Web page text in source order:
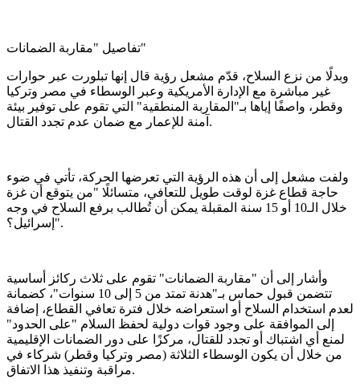
تفاصيل "مقاربة الضمانات"
وبدلًا من نزع السلاح، قدّم مشعل رؤية قال إنها تبلورت عبر حوارات
غير مباشرة مع الإدارة الأمريكية وعبر الوسطاء في مصر وتركيا
وقطر، واصفًا إياها بـ"المقاربة المنطقية" التي تقوم على توفير بيئة
آمنة للإعمار مع ضمان عدم تجدد القتال.
ولفت مشعل إلى أن هذه الرؤية التي تعرضها الحركة، تأتي في ضوء
حاجة قطاع غزة لوقت طويل للتعافي، متسائلًا "من يتوقع أن غزة
خلال الـ10 أو 15 سنة المقبلة يمكن أن تُطالب برفع السلاح في وجه
إسرائيل؟".
وأشار إلى أن "مقاربة الضمانات" تقوم على ثلاث ركائز أساسية
تتضمن قبول حماس بـ"هدنة تمتد من 5 إلى 10 سنوات"، كضمانة
لعدم استخدام السلاح أو استعراضه خلال فترة تعافي القطاع، إضافة
إلى الموافقة على وجود قوات دولية لحفظ السلام "على الحدود"
لمنع أي اشتباك أو تجدد للقتال، مركزًا على دور الضمانات الإقليمية
من خلال أن يكون الوسطاء الثلاثة (مصر وتركيا وقطر) شركاء في
مراقبة وتنفيذ هذا الاتفاق.